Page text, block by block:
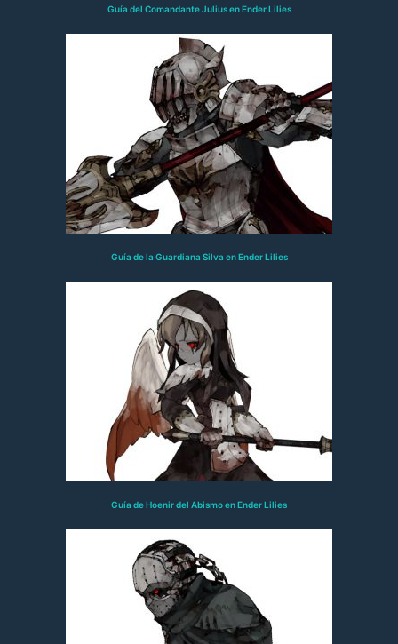
Guía del Comandante Julius en Ender Lilies
Guía de la Guardiana Silva en Ender Lilies
Guía de Hoenir del Abismo en Ender Lilies